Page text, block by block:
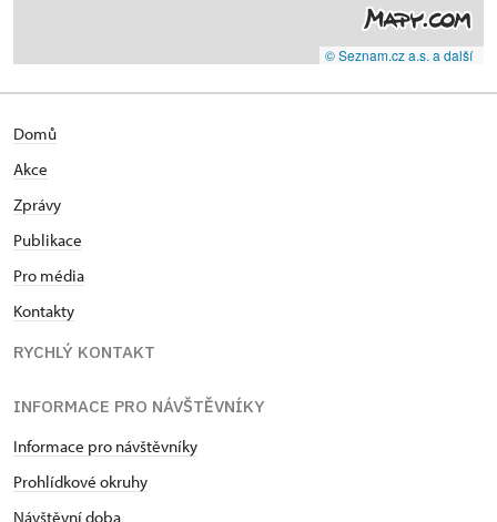
© Seznam.cz a.s. a další
Domů
Akce
Zprávy
Publikace
Pro média
Kontakty
RYCHLÝ KONTAKT
INFORMACE PRO NÁVŠTĚVNÍKY
Informace pro návštěvníky
Prohlídkové okruhy
Návštěvní doba